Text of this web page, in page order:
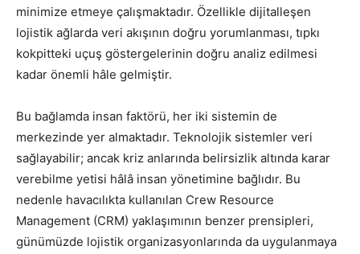
minimize etmeye çalışmaktadır. Özellikle dijitalleşen
lojistik ağlarda veri akışının doğru yorumlanması, tıpkı
kokpitteki uçuş göstergelerinin doğru analiz edilmesi
kadar önemli hâle gelmiştir.
Bu bağlamda insan faktörü, her iki sistemin de
merkezinde yer almaktadır. Teknolojik sistemler veri
sağlayabilir; ancak kriz anlarında belirsizlik altında karar
verebilme yetisi hâlâ insan yönetimine bağlıdır. Bu
nedenle havacılıkta kullanılan Crew Resource
Management (CRM) yaklaşımının benzer prensipleri,
günümüzde lojistik organizasyonlarında da uygulanmaya